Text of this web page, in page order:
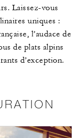
Laissez-vous
uniques :
l’audace de
de plats alpins
d’exception.